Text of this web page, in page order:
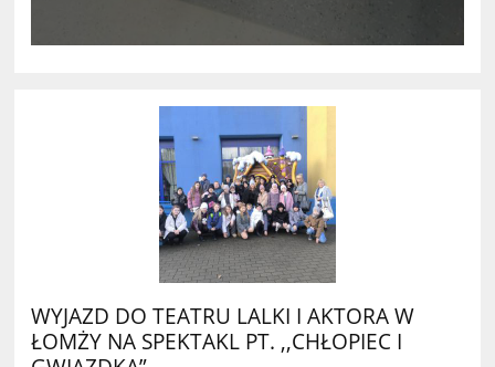
WYJAZD DO TEATRU LALKI I AKTORA W
ŁOMŻY NA SPEKTAKL PT. ,,CHŁOPIEC I